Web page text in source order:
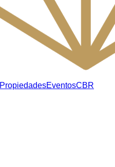
PropiedadesEventosCBR